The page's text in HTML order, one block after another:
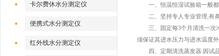
卡尔费休水分测定仪
便携式水分测定仪
红外线水分测定仪
一、恒温恒湿试验箱一般都
二、坚持专人专业管理,有条
三、固定每3个月清洗一次冷
须保证其进水压力与进水温度
四、定期清洗蒸发器:因试品